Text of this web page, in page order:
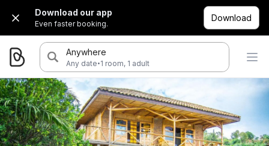
Download our app
Even faster booking.
Download
Anywhere
Any date·1 room, 1 adult